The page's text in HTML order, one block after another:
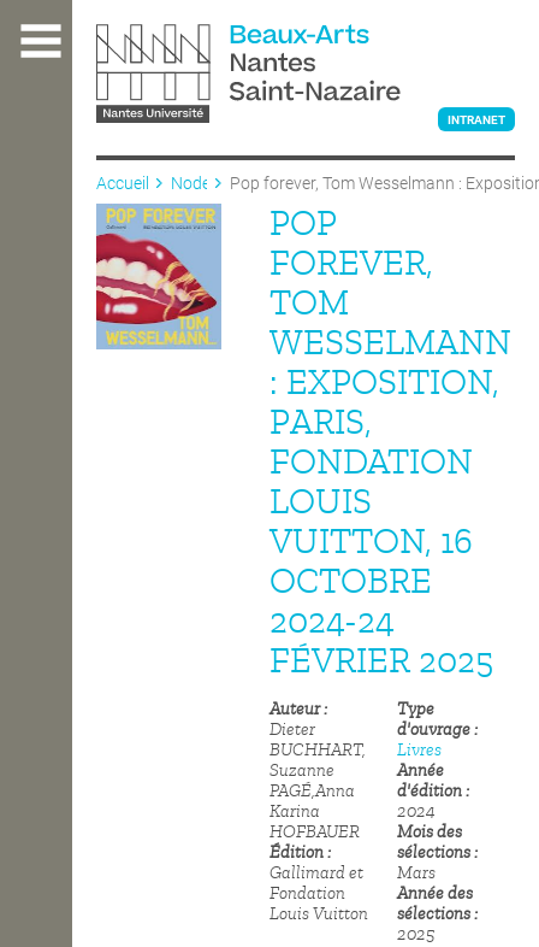
contenu
L'ÉCOLE
ENSEIGNEMENT
INTRANET
Accueil Node
Pop forever, Tom Wesselmann :
POP
FOREVER,
TOM
WESSELMANN
: EXPOSITION,
PARIS,
FONDATION
LOUIS
VUITTON, 16
OCTOBRE
2024-24
FÉVRIER 2025
Auteur
Dieter
BUCHHART,
Suzanne
PAGÉ,Anna
Karina
HOFBAUER
Édition
Gallimard et
Fondation
Louis Vuitton
Type
d'ouvrage
Livres
Année
d'édition
2024
Mois des
sélections
Mars
Année des
sélections
2025